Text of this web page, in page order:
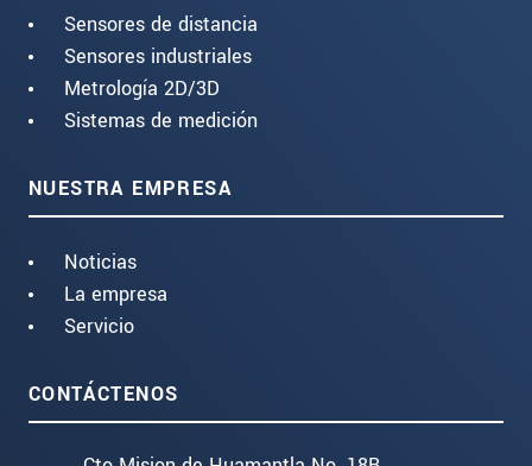
Sensores de distancia
Sensores industriales
Metrología 2D/3D
Sistemas de medición
NUESTRA EMPRESA
Noticias
La empresa
Servicio
CONTÁCTENOS